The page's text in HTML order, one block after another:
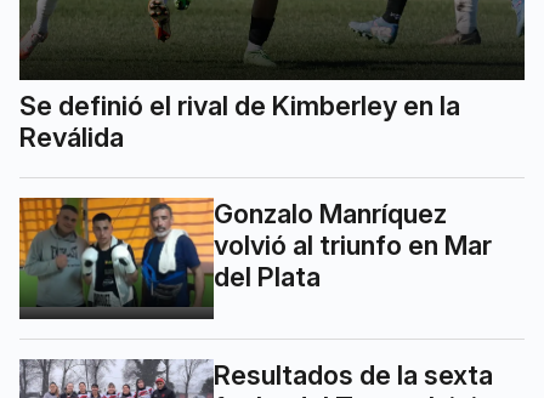
Se definió el rival de Kimberley en la
Reválida
Gonzalo Manríquez
volvió al triunfo en Mar
del Plata
Resultados de la sexta